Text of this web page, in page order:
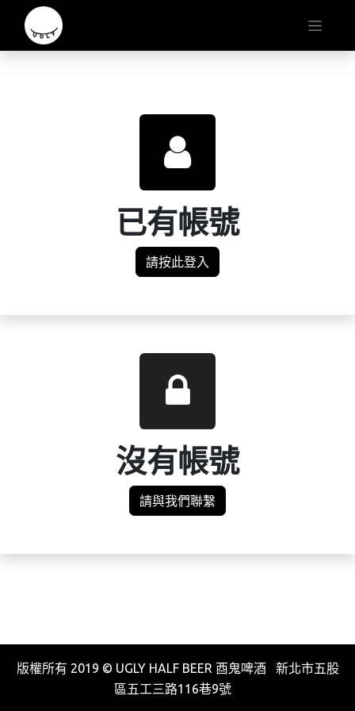
已有帳號
請按此登入
沒有帳號
請與我們聯繫
版權所有 2019 © UGLY HALF BEER 酉鬼啤酒 新北市五股
區五工三路116巷9號